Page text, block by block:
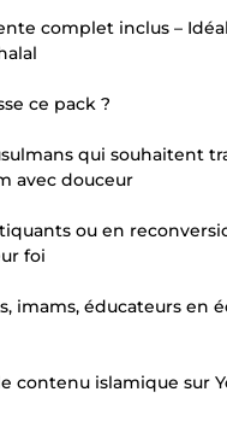
complet inclus –
ce pack ?
qui souhaitent
avec douceur
ou en
foi
imams, éducateurs en
contenu islamique sur